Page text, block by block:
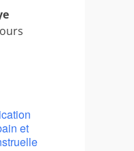
et